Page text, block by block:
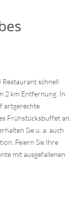
schnell
2 km Entfernung. In
artgerechte
Frühstücksbuffet an.
Sie u. a. auch
Feiern Sie Ihre
mit ausgefallenen